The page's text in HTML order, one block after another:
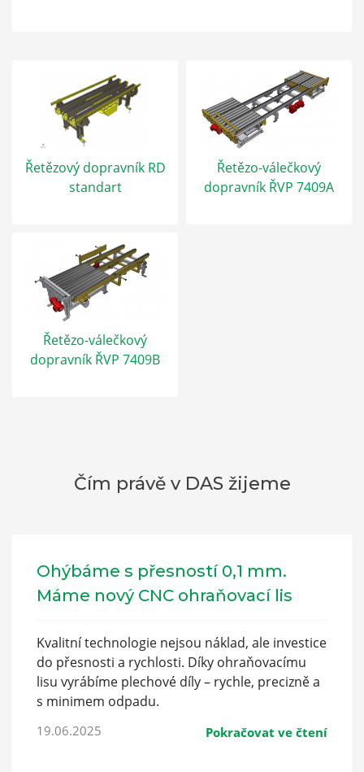
Řetězový dopravník RD
standart
Řetězo-válečkový
dopravník ŘVP 7409A
Řetězo-válečkový
dopravník ŘVP 7409B
Čím právě v DAS žijeme
Ohýbáme s přesností 0,1 mm.
Máme nový CNC ohraňovací lis
Kvalitní technologie nejsou náklad, ale investice
do přesnosti a rychlosti. Díky ohraňovacímu
lisu vyrábíme plechové díly – rychle, precizně a
s minimem odpadu.
19.06.2025 Pokračovat ve čtení